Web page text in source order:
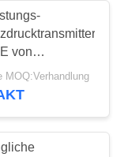
von
MOQ:Verhandlung